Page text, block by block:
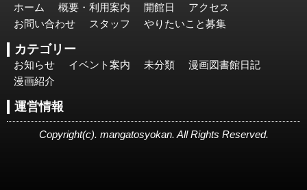
ホーム 概要・利用案内 開館日
アクセス
お問い合わせ
スタッフ やりたいこと募集
カテゴリー
お知らせ イベント案内 未分類
漫画図書館日記
漫画紹介
運営情報
Copyright(c). mangatosyokan. All Rights Reserved.